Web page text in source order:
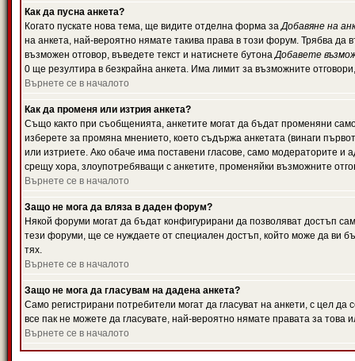
Как да пусна анкета?
Когато пускате нова тема, ще видите отделна форма заДобавяне на
на анкета, най-вероятно нямате такива права в този форум. Трябва да
възможен отговор, въведете текст и натиснете бутонаДобавете
0 ще резултира в безкрайна анкета. Има лимит за възможните
Върнете се в началото
Как да променя или изтрия анкета?
Също както при съобщенията, анкетите могат да бъдат променяни
изберете за промяна мнението, което съдържа анкетата (винаги
или изтриете. Ако обаче има поставени гласове, само модераторите и
срещу хора, злоупотребяващи с анкетите, променяйки възможните
Върнете се в началото
Защо не мога да вляза в даден форум?
Някой форуми могат да бъдат конфигурирани да позволяват достъп
тези форуми, ще се нуждаете от специален достъп, който може да ви
тях.
Върнете се в началото
Защо не мога да гласувам на дадена анкета?
Само регистрирани потребители могат да гласуват на анкети, с цел
все пак не можете да гласувате, най-вероятно нямате правата за това
Върнете се в началото